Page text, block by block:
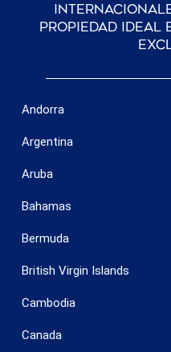
propiedad ideal
Andorra
Argentina
Aruba
Bahamas
Bermuda
British Virgin Islands
Cambodia
Canada